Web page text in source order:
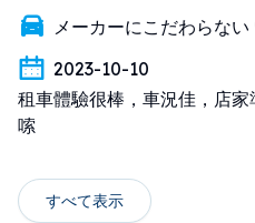
メーカーにこだわらな
2023-10-10
租車體驗很棒，車況佳，店
嗦
すべて表示